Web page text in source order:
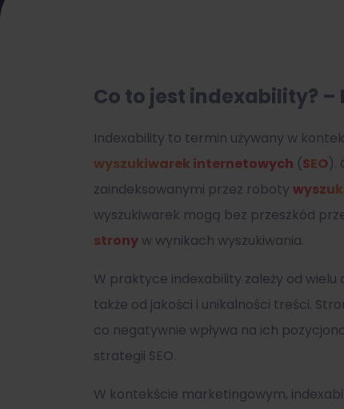
Co to jest indexability? –
Indexability to termin używany w
wyszukiwarek internetowych (SEO).
zaindeksowanymi przez roboty
wyszukiwarek mogą bez przeszkód
strony w wynikach wyszukiwania.
W praktyce indexability zależy od
także od jakości i unikalności treści.
co negatywnie wpływa na ich
strategii SEO.
W kontekście marketingowym,